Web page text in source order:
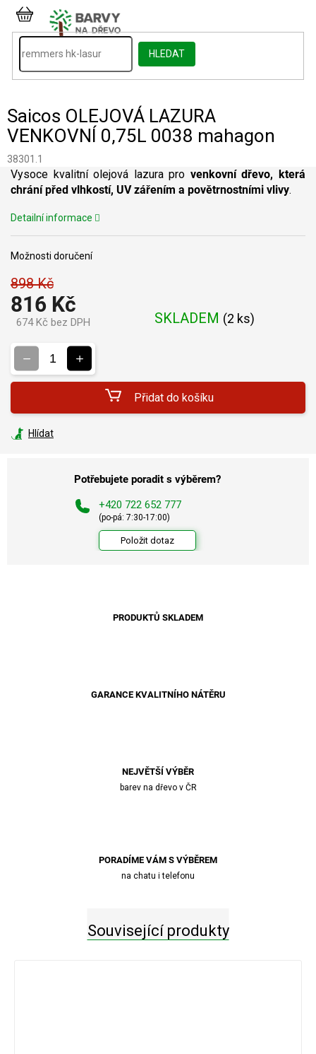
Přejít
obsah
HLEDAT
NÁKUPNÍ
KOŠÍK
Saicos OLEJOVÁ LAZURA
VENKOVNÍ 0,75L 0038 mahagon
38301.1
898 Kč
816 Kč
674 Kč bez DPH SKLADEM (2 ks)
Možnosti doručení
Přidat do košíku
Vysoce kvalitní olejová lazura pro venkovní dřevo, která
chrání před vlhkostí, UV zářením a povětrnostními vlivy.
Detailní informace
Hlídat
Potřebujete poradit s výběrem?
+420 722 652 777
(po-pá: 7:30-17:00)
Položit dotaz
PRODUKTŮ SKLADEM
GARANCE KVALITNÍHO NÁTĚRU
NEJVĚTŠÍ VÝBĚR
barev na dřevo v ČR
PORADÍME VÁM S VÝBĚREM
na chatu i telefonu
Související produkty